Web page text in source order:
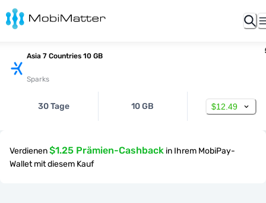
Asia 7 Countries 10 GB
Sparks
30 Tage 10 GB $12.49
Verdienen$1.25 Prämien-Cashback in Ihrem MobiPay-
Wallet mit diesem Kauf